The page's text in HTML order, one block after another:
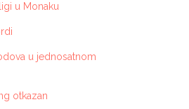
u Monaku
u jednosatnom
otkazan